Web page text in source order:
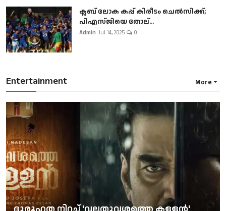
ക്ലബ് ലോക കപ്പ് കിരീടം ചെല്‍സിക്ക്;
പിഎസ്ജിയെ തോല്...
Admin Jul 14, 2025 0
Entertainment More